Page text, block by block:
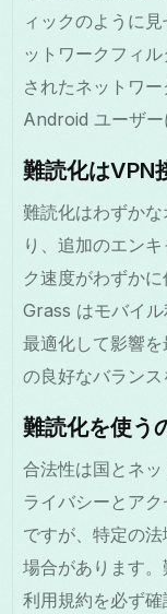
ィックのように
ットワークフィ
されたネットワー
Android ユーザー
難読化はVPN
難読化はわずか
り、追加のエン
ク速度がわずか
Grass はモバイ
最適化して影響
の良好なバランス
難読化を使う
合法性は国とネ
ライバシーとア
ですが、特定の
場合があります
利用規約を必ず確